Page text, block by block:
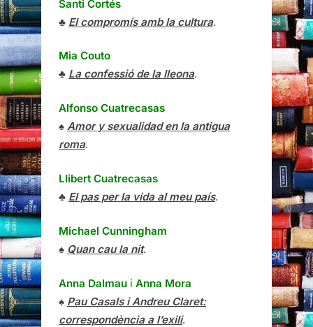
Santi Cortés
♣ El compromís amb la cultura.
Mia Couto
♣ La confessió de la lleona.
Alfonso Cuatrecasas
♠ Amor y sexualidad en la antigua
roma.
Llibert Cuatrecasas
♣ El pas per la vida al meu país.
Michael Cunningham
♠ Quan cau la nit.
Anna Dalmau i Anna Mora
♠ Pau Casals i Andreu Claret:
correspondència a l’exili.